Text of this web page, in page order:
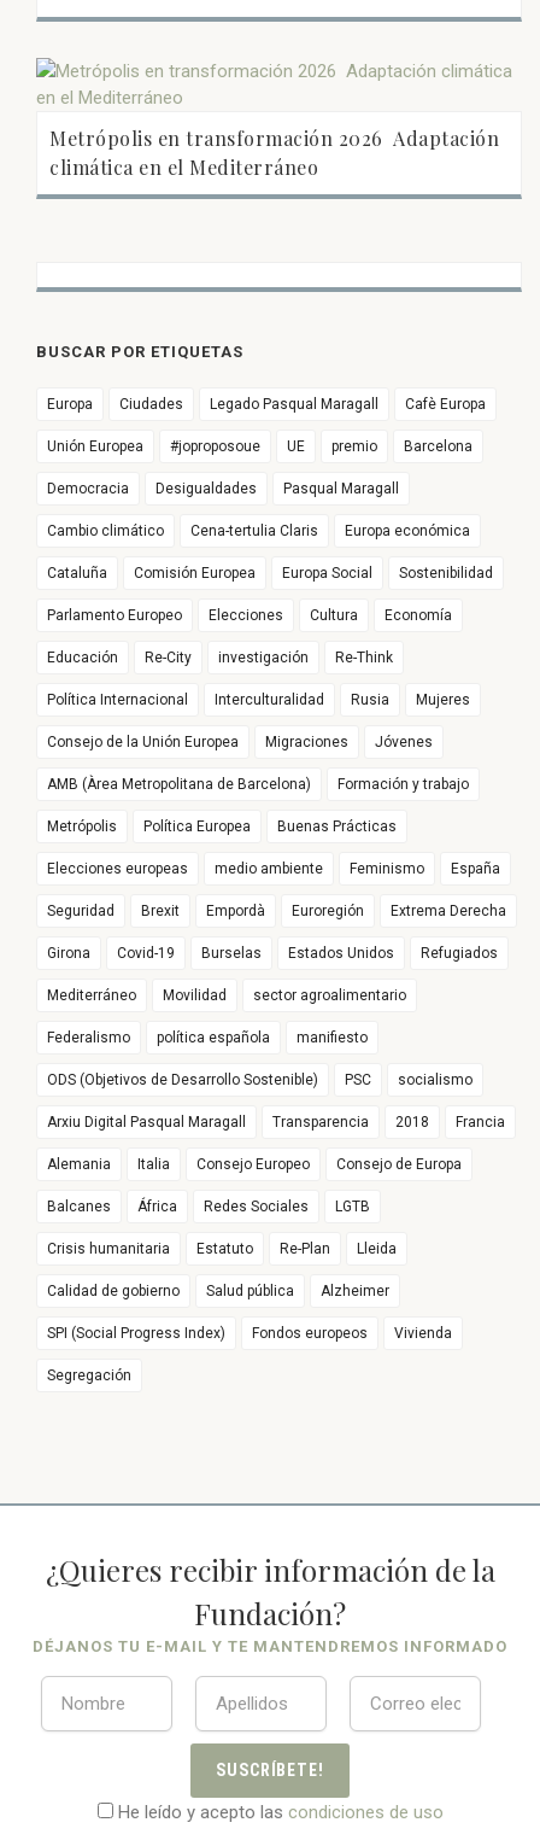
Metrópolis en transformación 2026  Adaptación
climática en el Mediterráneo
BUSCAR POR ETIQUETAS
Europa Ciudades Legado Pasqual Maragall Cafè Europa
Unión Europea #joproposoue UE premio Barcelona
Democracia Desigualdades Pasqual Maragall
Cambio climático Cena-tertulia Claris Europa económica
Cataluña Comisión Europea Europa Social Sostenibilidad
Parlamento Europeo Elecciones Cultura Economía
Educación Re-City investigación Re-Think
Política Internacional Interculturalidad Rusia Mujeres
Consejo de la Unión Europea Migraciones Jóvenes
AMB (Àrea Metropolitana de Barcelona) Formación y trabajo
Metrópolis Política Europea Buenas Prácticas
Elecciones europeas medio ambiente Feminismo España
Seguridad Brexit Empordà Euroregión Extrema Derecha
Girona Covid-19 Burselas Estados Unidos Refugiados
Mediterráneo Movilidad sector agroalimentario
Federalismo política española manifiesto
ODS (Objetivos de Desarrollo Sostenible) PSC socialismo
Arxiu Digital Pasqual Maragall Transparencia 2018 Francia
Alemania Italia Consejo Europeo Consejo de Europa
Balcanes África Redes Sociales LGTB
Crisis humanitaria Estatuto Re-Plan Lleida
Calidad de gobierno Salud pública Alzheimer
SPI (Social Progress Index) Fondos europeos Vivienda
Segregación
¿Quieres recibir información de la
Fundación?
DÉJANOS TU E-MAIL Y TE MANTENDREMOS INFORMADO
SUSCRÍBETE!
He leído y acepto las condiciones de uso